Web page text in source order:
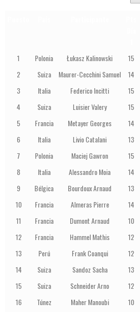
1
Polonia Łukasz Kalinowski 15
2
Suiza Maurer-Cecchini Samuel 14
3
Italia Federico Incitti 15
4
Suiza Luisier Valery 15
5
Francia Metayer Georges 14
6
Italia Livio Catalani 13
7
Polonia Maciej Gawron 15
8
Italia Alessandro Moia 14
9
Bélgica Bourdoux Arnaud 13
10
Francia Almeras Pierre 14
11
Francia Dumont Arnaud 10
12
Francia Hammel Mathis 12
13
Perú Frank Coanqui 12
14
Suiza Sandoz Sacha 13
15
Suiza Schneider Arno 12
16
Túnez Maher Manoubi 10